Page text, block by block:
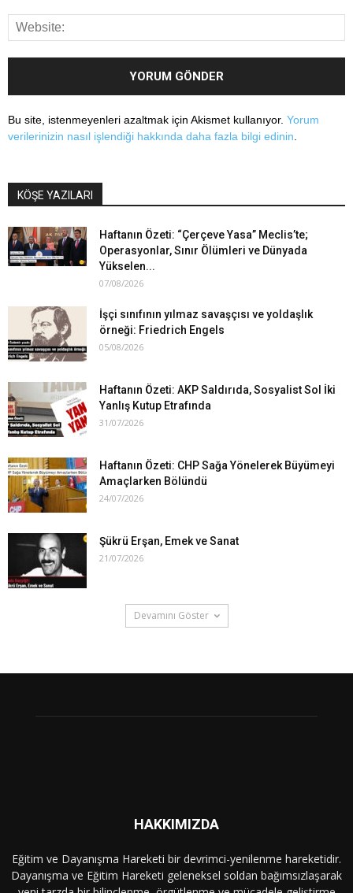
Bu site, istenmeyenleri azaltmak için Akismet kullanıyor. Yorum
verilerinizin nasıl işlendiği hakkında daha fazla bilgi edinin
KÖŞE YAZILARI
Haftanın Özeti: “Çerçeve Yasa” Meclis’te;
Operasyonlar, Sınır Ölümleri ve Dünyada
Yükselen...
07/08/2026
İşçi sınıfının yılmaz savaşçısı ve yoldaşlık
örneği: Friedrich Engels
05/08/2026
Haftanın Özeti: AKP Saldırıda, Sosyalist Sol İki
Yanlış Kutup Etrafında
31/07/2026
Haftanın Özeti: CHP Sağa Yönelerek Büyümeyi
Amaçlarken Bölündü
24/07/2026
Şükrü Erşan, Emek ve Sanat
21/07/2026
Devamını Göster
HAKKIMIZDA
Eğitim ve Dayanışma Hareketi bir devrimci-yenilenme hareketidir.
Dayanışma ve Eğitim Hareketi geleneksel soldan bağımsızlaşarak